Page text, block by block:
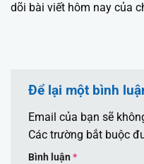
dõi bài viết hôm nay của
Để lại một bình
Email của bạn sẽ
Các trường bắt buộc
Bình luận *